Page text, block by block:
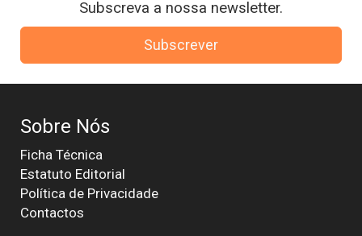
Subscreva a nossa newsletter.
Subscrever
Sobre Nós
Ficha Técnica
Estatuto Editorial
Política de Privacidade
Contactos